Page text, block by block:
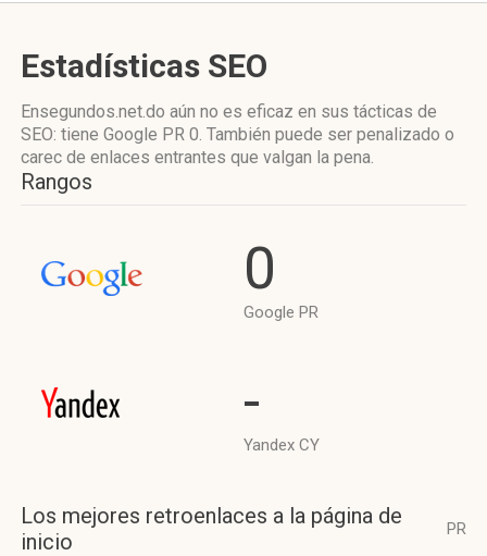
Estadísticas SEO
Ensegundos.net.do aún no es eficaz en sus tácticas de
SEO: tiene Google PR 0. También puede ser penalizado o
carec de enlaces entrantes que valgan la pena.
Rangos
0
Google PR
-
Yandex CY
Los mejores retroenlaces a la página de
inicio
PR